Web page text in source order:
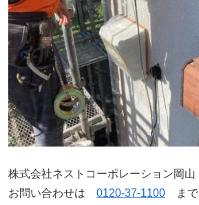
株式会社ネストコーポレーション岡山
お問い合わせは 0120-37-1100 まで